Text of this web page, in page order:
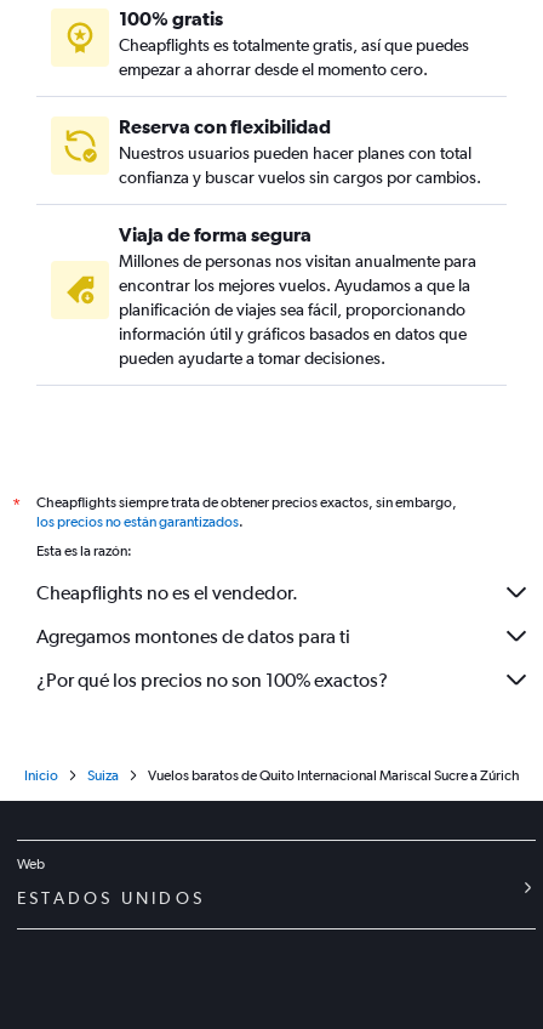
100% gratis
Cheapflights es totalmente gratis, así que puedes
empezar a ahorrar desde el momento cero.
Reserva con flexibilidad
Nuestros usuarios pueden hacer planes con total
confianza y buscar vuelos sin cargos por cambios.
Viaja de forma segura
Millones de personas nos visitan anualmente para
encontrar los mejores vuelos. Ayudamos a que la
planificación de viajes sea fácil, proporcionando
información útil y gráficos basados en datos que
pueden ayudarte a tomar decisiones.
*
Cheapflights siempre trata de obtener precios exactos, sin embargo,
los precios no están garantizados.
Esta es la razón:
Cheapflights no es el vendedor.
Agregamos montones de datos para ti
¿Por qué los precios no son 100% exactos?
Inicio Suiza Vuelos baratos de Quito Internacional Mariscal Sucre a Zúrich
Web
ESTADOS UNIDOS